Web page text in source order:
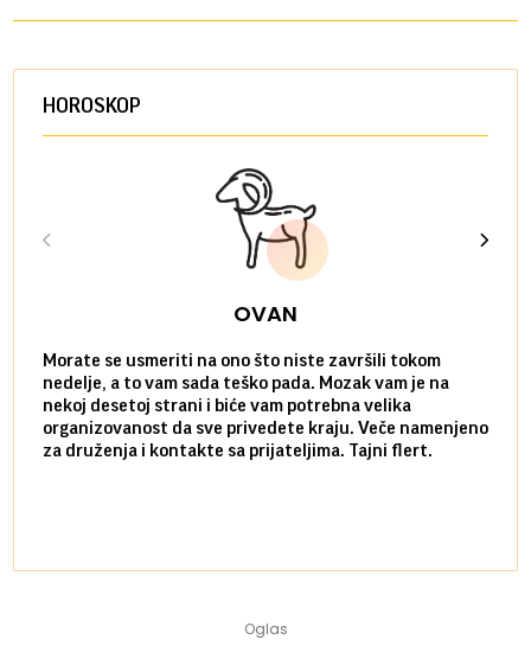
HOROSKOP
OVAN
Morate se usmeriti na ono što niste završili tokom
nedelje, a to vam sada teško pada. Mozak vam je na
nekoj desetoj strani i biće vam potrebna velika
organizovanost da sve privedete kraju. Veče namenjeno
za druženja i kontakte sa prijateljima. Tajni flert.